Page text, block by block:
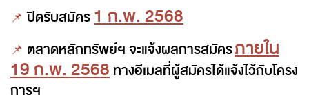
📌ปิดรับสมัคร1 ก.พ. 2568
📌 ตลาดหลักทรัพย์ฯ จะแจ้งผลการสมัครภายใน
19 ก.พ. 2568ทางอีเมลที่ผู้สมัครได้แจ้งไว้กับโครง
การฯ